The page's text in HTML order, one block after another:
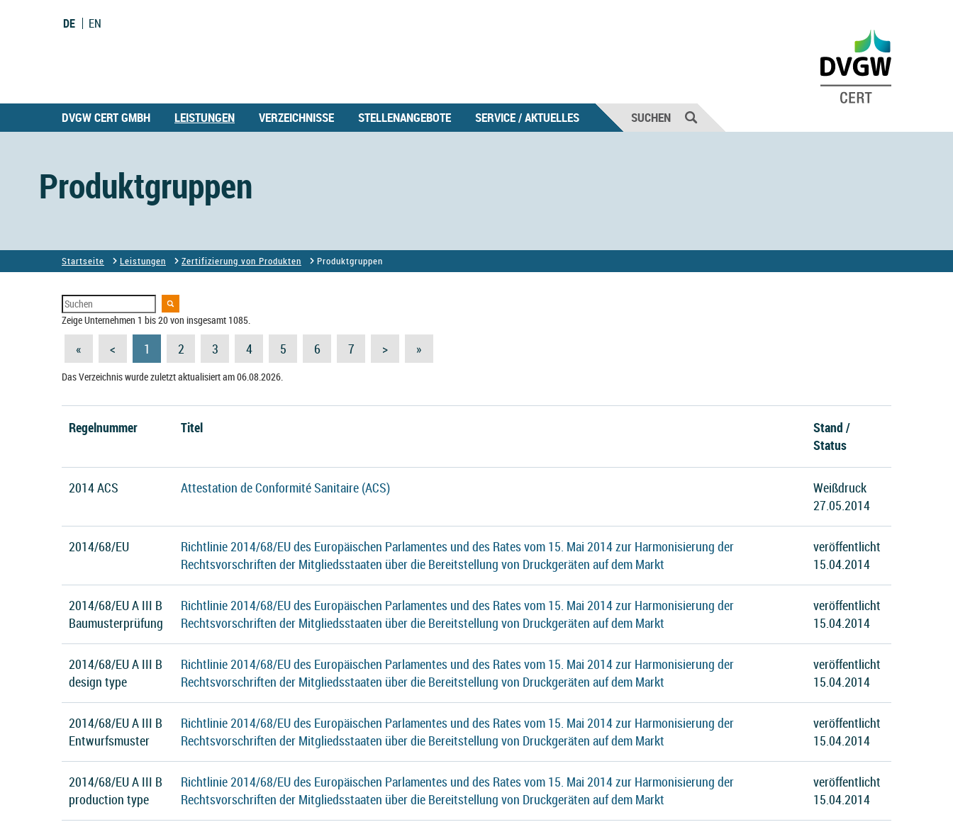
DE EN
DVGW CERT GMBH LEISTUNGEN VERZEICHNISSE STELLENANGEBOTE SERVICE / AKTUELLES SUCHEN
Produktgruppen
Startseite Leistungen Zertifizierung von Produkten Produktgruppen
Zeige Unternehmen 1 bis 20 von insgesamt 1085.
« < 1 2 3 4 5 6 7 > »
Das Verzeichnis wurde zuletzt aktualisiert am 06.08.2026.
Regelnummer Titel
Stand /
Status
2014 ACS Attestation de Conformité Sanitaire (ACS)
Weißdruck
27.05.2014
2014/68/EU
Richtlinie 2014/68/EU des Europäischen Parlamentes und des Rates vom 15. Mai 2014 zur Harmonisierung der
Rechtsvorschriften der Mitgliedsstaaten über die Bereitstellung von Druckgeräten auf dem Markt
veröffentlicht
15.04.2014
2014/68/EU A III B
Baumusterprüfung
Richtlinie 2014/68/EU des Europäischen Parlamentes und des Rates vom 15. Mai 2014 zur Harmonisierung der
Rechtsvorschriften der Mitgliedsstaaten über die Bereitstellung von Druckgeräten auf dem Markt
veröffentlicht
15.04.2014
2014/68/EU A III B
design type
Richtlinie 2014/68/EU des Europäischen Parlamentes und des Rates vom 15. Mai 2014 zur Harmonisierung der
Rechtsvorschriften der Mitgliedsstaaten über die Bereitstellung von Druckgeräten auf dem Markt
veröffentlicht
15.04.2014
2014/68/EU A III B
Entwurfsmuster
Richtlinie 2014/68/EU des Europäischen Parlamentes und des Rates vom 15. Mai 2014 zur Harmonisierung der
Rechtsvorschriften der Mitgliedsstaaten über die Bereitstellung von Druckgeräten auf dem Markt
veröffentlicht
15.04.2014
2014/68/EU A III B
production type
Richtlinie 2014/68/EU des Europäischen Parlamentes und des Rates vom 15. Mai 2014 zur Harmonisierung der
Rechtsvorschriften der Mitgliedsstaaten über die Bereitstellung von Druckgeräten auf dem Markt
veröffentlicht
15.04.2014